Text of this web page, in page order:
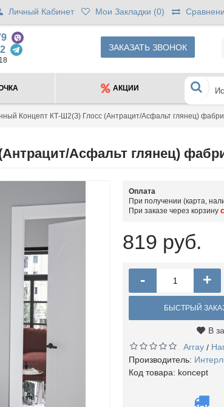
Личный Кабинет Мои Закладки (0)
ЗАКАЗАТЬ ЗВОНОК
АКЦИИ
Концепт КТ-Ш2(З) Глосс (Антрацит/Асфальт глянец)
Асфальт глянец)
Оплата
При получении (карта,
При заказе через корзину
819 руб.
- +
БЫСТРЫЙ
В
Array /
Производитель:
Код товара: koncept